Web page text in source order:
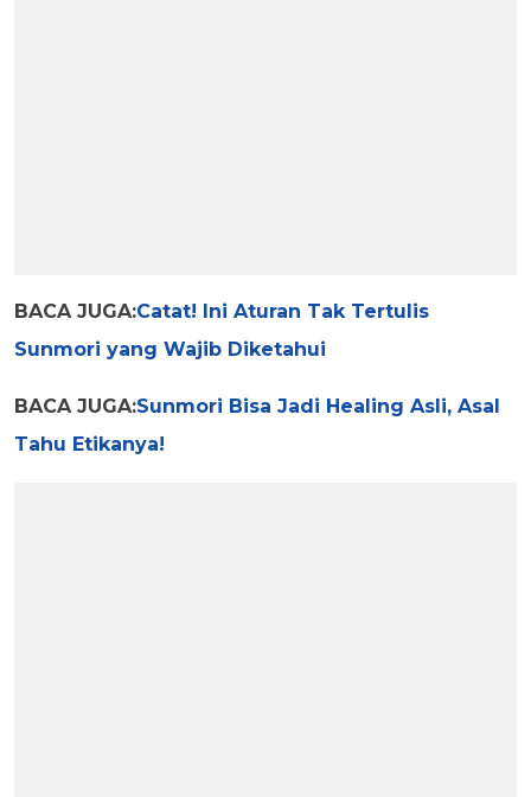
BACA JUGA:Catat! Ini Aturan Tak Tertulis
Sunmori yang Wajib Diketahui
BACA JUGA:Sunmori Bisa Jadi Healing Asli, Asal
Tahu Etikanya!